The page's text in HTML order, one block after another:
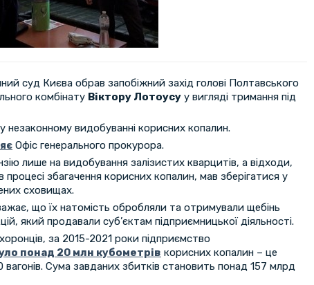
суд Києва обрав запобіжний захід голові Полтавського
комбінату Віктору Лотоусу у вигляді тримання під
незаконному видобуванні корисних копалин.
Офіс генерального прокурора.
лише на видобування залізистих кварцитів, а відходи,
збагачення корисних копалин, мав зберігатися у
сховищах.
що їх натомість обробляли та отримували щебінь
який продавали суб’єктам підприємницької діяльності.
за 2015-2021 роки підприємство
понад 20 млн кубометрів корисних копалин – це
Сума завданих збитків становить понад 157 млрд